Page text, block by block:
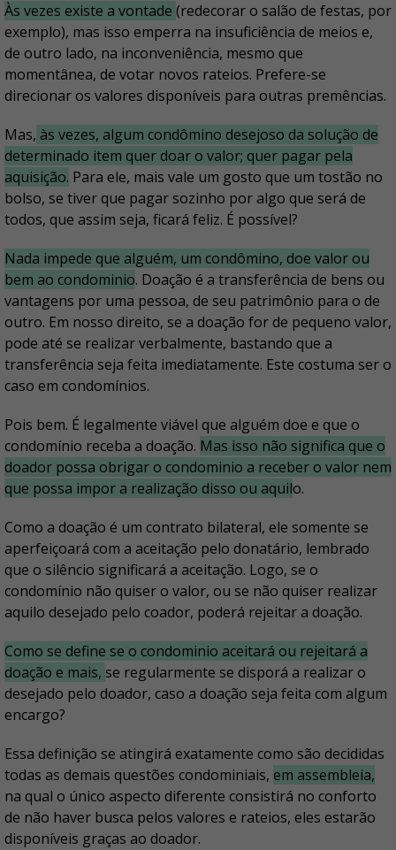
Às vezes existe a vontade (redecorar o salão de festas, por
exemplo), mas isso emperra na insuficiência de meios e,
de outro lado, na inconveniência, mesmo que
momentânea, de votar novos rateios. Prefere-se
direcionar os valores disponíveis para outras premências.
Mas, às vezes, algum condômino desejoso da solução de
determinado item quer doar o valor; quer pagar pela
aquisição. Para ele, mais vale um gosto que um tostão no
bolso, se tiver que pagar sozinho por algo que será de
todos, que assim seja, ficará feliz. É possível?
Nada impede que alguém, um condômino, doe valor ou
bem ao condominio. Doação é a transferência de bens ou
vantagens por uma pessoa, de seu patrimônio para o de
outro. Em nosso direito, se a doação for de pequeno valor,
pode até se realizar verbalmente, bastando que a
transferência seja feita imediatamente. Este costuma ser o
caso em condomínios.
Pois bem. É legalmente viável que alguém doe e que o
condomínio receba a doação. Mas isso não significa que o
doador possa obrigar o condominio a receber o valor nem
que possa impor a realização disso ou aquilo.
Como a doação é um contrato bilateral, ele somente se
aperfeiçoará com a aceitação pelo donatário, lembrado
que o silêncio significará a aceitação. Logo, se o
condomínio não quiser o valor, ou se não quiser realizar
aquilo desejado pelo coador, poderá rejeitar a doação.
Como se define se o condominio aceitará ou rejeitará a
doação e mais, se regularmente se disporá a realizar o
desejado pelo doador, caso a doação seja feita com algum
encargo?
Essa definição se atingirá exatamente como são decididas
todas as demais questões condominiais, em assembleia,
na qual o único aspecto diferente consistirá no conforto
de não haver busca pelos valores e rateios, eles estarão
disponíveis graças ao doador.